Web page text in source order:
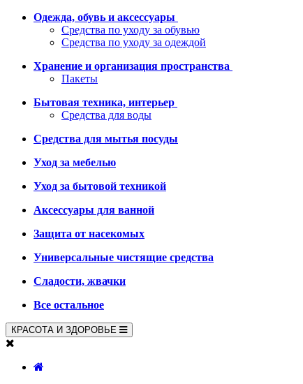
Одежда, обувь и аксессуары
Средства по уходу за обувью
Средства по уходу за одеждой
Хранение и организация пространства
Пакеты
Бытовая техника, интерьер
Средства для воды
Средства для мытья посуды
Уход за мебелью
Уход за бытовой техникой
Аксессуары для ванной
Защита от насекомых
Универсальные чистящие средства
Сладости, жвачки
Все остальное
КРАСОТА И ЗДОРОВЬЕ